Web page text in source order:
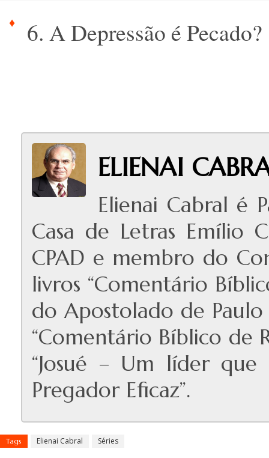
6. A Depressão é Pecado?
ELIENAI
Elienai Cabral é
Casa de Letras Emílio
CPAD e membro do
livros “Comentário
do Apostolado de Paulo
“Comentário Bíblico de
“Josué – Um líder que
Pregador Eficaz”.
Tags Elienai Cabral Séries